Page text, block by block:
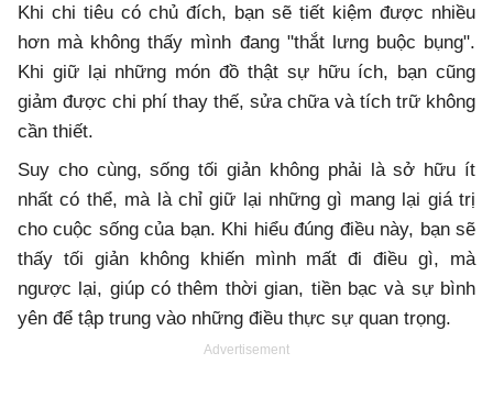
Khi chi tiêu có chủ đích, bạn sẽ tiết kiệm được nhiều
hơn mà không thấy mình đang "thắt lưng buộc bụng".
Khi giữ lại những món đồ thật sự hữu ích, bạn cũng
giảm được chi phí thay thế, sửa chữa và tích trữ không
cần thiết.
Suy cho cùng, sống tối giản không phải là sở hữu ít
nhất có thể, mà là chỉ giữ lại những gì mang lại giá trị
cho cuộc sống của bạn. Khi hiểu đúng điều này, bạn sẽ
thấy tối giản không khiến mình mất đi điều gì, mà
ngược lại, giúp có thêm thời gian, tiền bạc và sự bình
yên để tập trung vào những điều thực sự quan trọng.
Advertisement